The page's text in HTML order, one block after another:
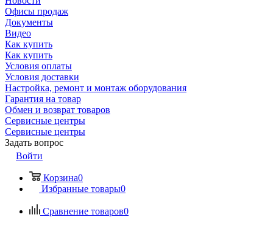
Офисы продаж
Документы
Видео
Как купить
Как купить
Условия оплаты
Условия доставки
Настройка, ремонт и монтаж оборудования
Гарантия на товар
Обмен и возврат товаров
Сервисные центры
Сервисные центры
Задать вопрос
Войти
Корзина0
Избранные товары0
Сравнение товаров0